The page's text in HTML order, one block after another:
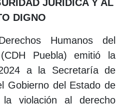
JURÍDICA Y AL
DIGNO
Humanos del
Puebla) emitió la
a la Secretaría de
Gobierno del Estado de
violación al derecho